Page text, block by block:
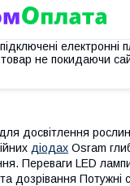
не покидаючи
досвітлення рослин
діодах Osram
Переваги LED
дозрівання Потужні